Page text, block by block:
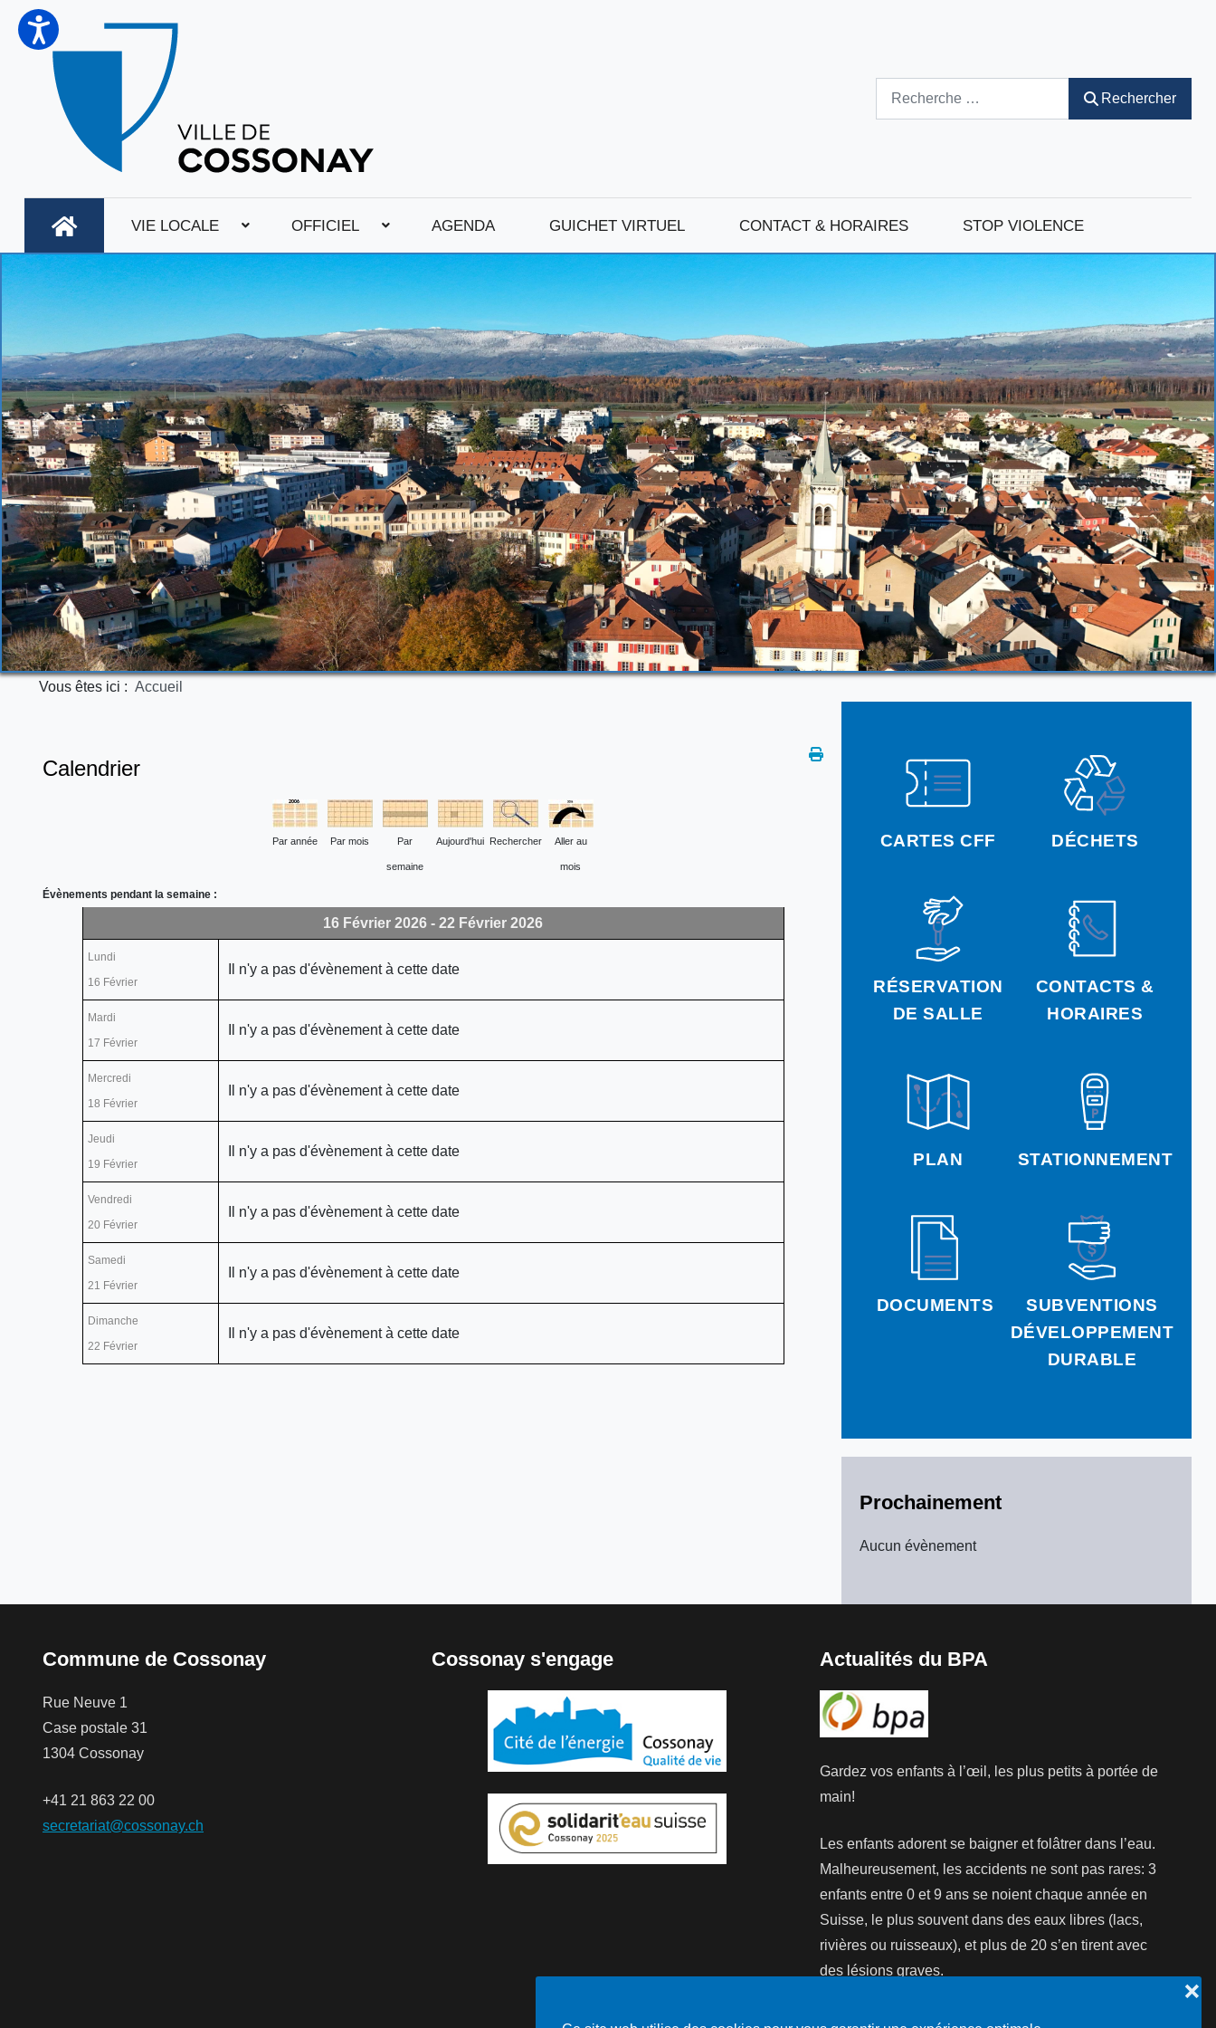
❌
Rechercher
VIE LOCALE OFFICIEL AGENDA GUICHET VIRTUEL CONTACT & HORAIRES STOP VIOLENCE
Vous êtes ici : Accueil
CARTES CFF DÉCHETS
RÉSERVATION
DE SALLE
CONTACTS &
HORAIRES
PLAN STATIONNEMENT
DOCUMENTS
SUBVENTIONS
DÉVELOPPEMENT
DURABLE
Prochainement
Aucun évènement
Calendrier
Par année Par mois Par
semaine
Aujourd'hui Rechercher Aller au
mois
Évènements pendant la semaine :
16 Février 2026 - 22 Février 2026
Lundi
16 Février
Il n'y a pas d'évènement à cette date
Mardi
17 Février
Il n'y a pas d'évènement à cette date
Mercredi
18 Février
Il n'y a pas d'évènement à cette date
Jeudi
19 Février
Il n'y a pas d'évènement à cette date
Vendredi
20 Février
Il n'y a pas d'évènement à cette date
Samedi
21 Février
Il n'y a pas d'évènement à cette date
Dimanche
22 Février
Il n'y a pas d'évènement à cette date
Commune de Cossonay
Rue Neuve 1
Case postale 31
1304 Cossonay
+41 21 863 22 00
secretariat@cossonay.ch
Cossonay s'engage Actualités du BPA
Gardez vos enfants à l’œil, les plus petits à portée de
main!
Les enfants adorent se baigner et folâtrer dans l’eau.
Malheureusement, les accidents ne sont pas rares: 3
enfants entre 0 et 9 ans se noient chaque année en
Suisse, le plus souvent dans des eaux libres (lacs,
rivières ou ruisseaux), et plus de 20 s’en tirent avec
des lésions graves.